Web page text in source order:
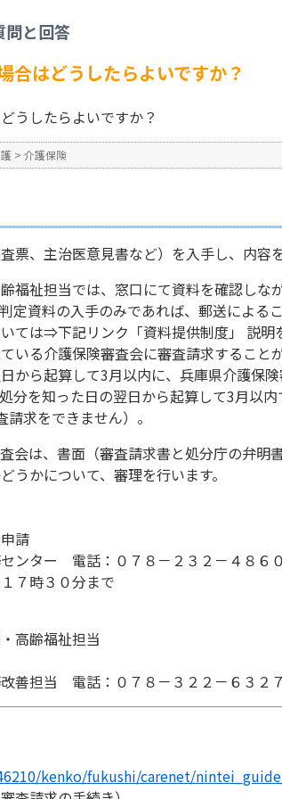
問と回答
合はどうしたらよいですか？
うしたらよいですか？
> 介護保険
票、主治医意見書など）を入手し、内容
福祉担当では、窓口にて資料を確認しな
定資料の入手のみであれば、郵送によるこ
ては⇒下記リンク「資料提供制度」 説明
いる介護保険審査会に審査請求すること
から起算して3月以内に、兵庫県介護保
分を知った日の翌日から起算して3月以
求をできません）。
会は、書面（審査請求書と処分庁の弁明
は不当かどうかについて、審
請
ター 電話：０７８－２３２－４８６０
７時３０分まで
齢福祉担当
担当 電話：０７８－３２２－６３２７
kenko/fukushi/carenet/